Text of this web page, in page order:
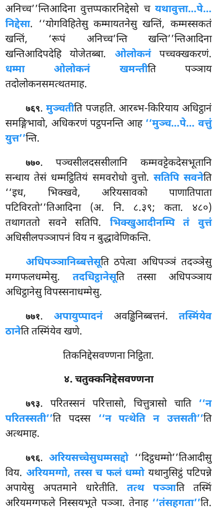
अनिच्च’’न्तिआदिना वुत्तप्पकारनिद्देसो च यथावुत्ता…पे…
निद्देसा. ‘‘योगविहितेसु कम्मायतनेसु खन्तिं, कम्मस्सकतं
खन्तिं, ‘रूपं अनिच्च’न्ति खन्ति’’न्तिआदिना
खन्तिआदिपदेहि योजेतब्बा. ओलोकनंपच्चक्खकरणं.
धम्मा ओलोकनं खमन्तीति पञ्ञाय
तदोलोकनसमत्थतमाह.
७६९.मुञ्चतीति पजहति. आरब्भ-किरियाय अधिट्ठानं
समङ्गिभावो, अधिकरणं पट्ठपनन्ति आह ‘‘मुञ्च…पे… वत्तुं
युत्त’’न्ति.
७७०. पञ्चसीलदससीलानि कम्मवट्टेकदेसभूतानि
सन्धाय तेसं धम्मट्ठितियं समवरोधो वुत्तो. सतिपि सवनेति
‘‘इध, भिक्खवे, अरियसावको पाणातिपाता
पटिविरतो’’तिआदिना (अ. नि. ८.३९; कता. ४८०)
तथागततो सवने सतिपि. भिक्खुआदीनम्पि तं वुत्तं
अधिसीलपञ्ञापनं विय न बुद्धावेणिकन्ति.
अधिपञ्ञानिब्बत्तेसूति ठपेत्वा अधिपञ्ञं तदञ्ञेसु
मग्गफलधम्मेसु.तदधिट्ठानेसूति तस्सा अधिपञ्ञाय
अधिट्ठानेसु विपस्सनाधम्मेसु.
७७१.अपायुप्पादनंअवड्ढिनिब्बत्तनं. तस्मिंयेव
ठानेति तस्मिंयेव खणे.
तिकनिद्देसवण्णना निट्ठिता.
४. चतुक्कनिद्देसवण्णना
७९३. परितस्सनंपरित्तासो, चित्तुत्रासो चाति ‘‘न
परितस्सती’’ति पदस्स ‘‘न पत्थेति न उत्तसती’’ति
अत्थमाह.
७९६.अरियसच्चेसुधम्मसद्दो‘‘दिट्ठधम्मो’’तिआदीसु
विय. अरियमग्गो, तस्स च फलं धम्मोयथानुसिट्ठं पटिपन्ने
अपायेसु अपतमाने धारेतीति.तत्थ पञ्ञाति तस्मिं
अरियमग्गफले निस्सयभूते पञ्ञा. तेनाह ‘‘तंसहगता’’ति.